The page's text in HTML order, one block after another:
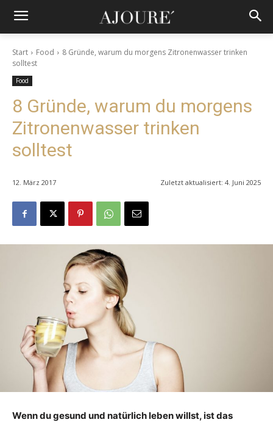
Start Food
8 Gründe, warum du morgens Zitronenwasser trinken
solltest
Food
8 Gründe, warum du morgens
Zitronenwasser trinken
solltest
12. März 2017 Zuletzt aktualisiert: 4. Juni 2025
Wenn du gesund und natürlich leben willst, ist das